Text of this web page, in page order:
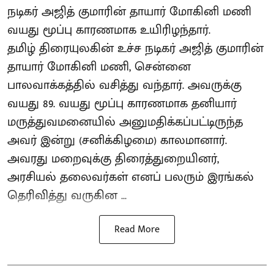
நடிகர் அஜித் குமாரின் தாயார் மோகினி மணி
வயது மூப்பு காரணமாக உயிரிழந்தார்.
தமிழ் திரையுலகின் உச்ச நடிகர் அஜித் குமாரின்
தாயார் மோகினி மணி, சென்னை
பாலவாக்கத்தில் வசித்து வந்தார். அவருக்கு
வயது 89. வயது மூப்பு காரணமாக தனியார்
மருத்துவமனையில் அனுமதிக்கப்பட்டிருந்த
அவர் இன்று (சனிக்கிழமை) காலமானார்.
அவரது மறைவுக்கு திரைத்துறையினர்,
அரசியல் தலைவர்கள் எனப் பலரும் இரங்கல்
தெரிவித்து வருகின ...
Read More